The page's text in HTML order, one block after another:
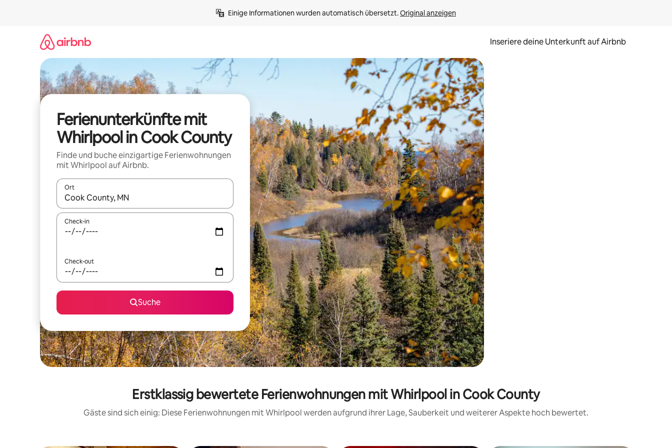
Einige Informationen wurden automatisch übersetzt. Original anzeigen
Inseriere deine Unterkunft auf Airbnb
Ferienunterkünfte mit
Whirlpool in Cook County
Finde und buche einzigartige Ferienwohnungen
mit Whirlpool auf Airbnb.
Ort
Wenn Ergebnisse verfügbar sind, navigiere mit den Pfeiltasten nach oben und unten oder erkunde die Ergebnisse durch Berühren oder Wischgesten.
Check-in
Check-out
Suche
Erstklassig bewertete Ferienwohnungen mit Whirlpool in Cook County
Gäste sind sich einig: Diese Ferienwohnungen mit Whirlpool werden aufgrund ihrer Lage, Sauberkeit und weiterer Aspekte hoch bewertet.